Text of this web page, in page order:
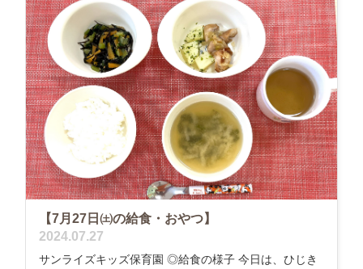
【7月27日㈯の給食・おやつ】
2024.07.27
サンライズキッズ保育園 ◎給食の様子 今日は、ひじき